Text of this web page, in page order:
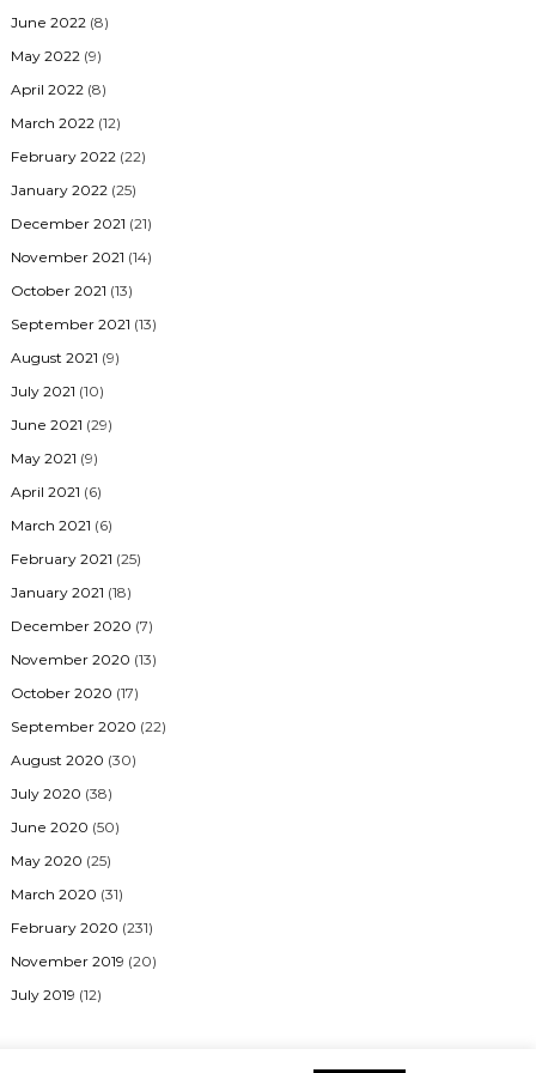
June 2022 (8)
May 2022 (9)
April 2022 (8)
March 2022 (12)
February 2022 (22)
January 2022 (25)
December 2021 (21)
November 2021 (14)
October 2021 (13)
September 2021 (13)
August 2021 (9)
July 2021 (10)
June 2021 (29)
May 2021 (9)
April 2021 (6)
March 2021 (6)
February 2021 (25)
January 2021 (18)
December 2020 (7)
November 2020 (13)
October 2020 (17)
September 2020 (22)
August 2020 (30)
July 2020 (38)
June 2020 (50)
May 2020 (25)
March 2020 (31)
February 2020 (231)
November 2019 (20)
July 2019 (12)